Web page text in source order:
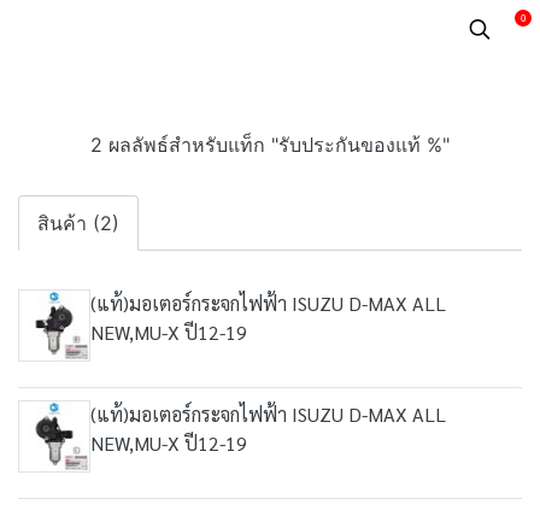
0
2 ผลลัพธ์สำหรับแท็ก "รับประกันของแท้ %"
สินค้า (2)
(แท้)มอเตอร์กระจกไฟฟ้า ISUZU D-MAX ALL
NEW,MU-X ปี12-19
(แท้)มอเตอร์กระจกไฟฟ้า ISUZU D-MAX ALL
NEW,MU-X ปี12-19